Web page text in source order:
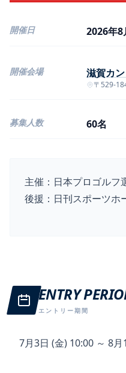
開催日 2026年8
開催会場 滋賀カ
〒529-
募集人数 60名
主催：日本プロゴルフ
後援：日刊スポーツホ
ENTRY
エントリー期間
7月3日 (金) 10:00 ～ 8